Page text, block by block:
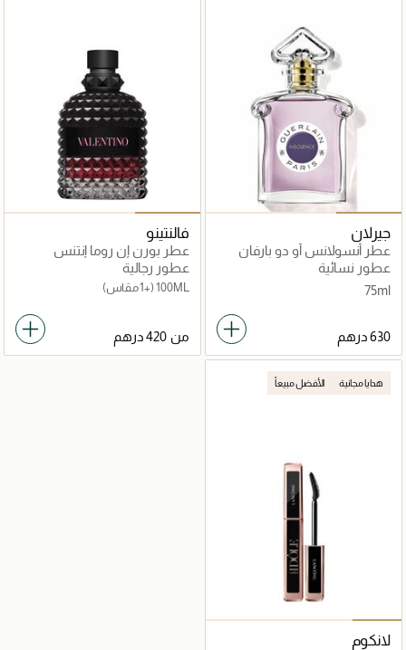
جيرلان
عطر أنسولانس أو دو بارفان
75مل
عطور نسائية
75ml
فالنتينو
عطر بورن إن روما إنتنس
عطور رجالية
100ML (+1 مقاس)
من
هدايا مجانية الأفضل مبيعاً
لانكوم